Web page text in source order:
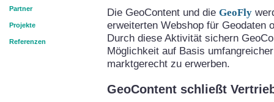
Partner
Projekte
Referenzen
Die GeoContent und die GeoFly
erweiterten Webshop für Geodaten
Durch diese Aktivität sichern
Möglichkeit auf Basis
marktgerecht zu erwerben.
GeoContent schließt